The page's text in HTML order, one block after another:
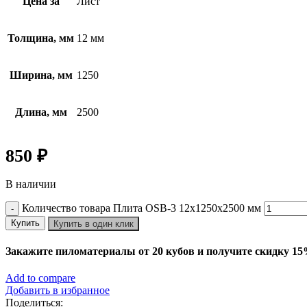
Толщина, мм 12 мм
Ширина, мм 1250
Длина, мм 2500
850 ₽
В наличии
Количество товара Плита OSB-3 12х1250х2500 мм
Купить Купить в один клик
Закажите пиломатериалы от 20 кубов и получите скидку
Add to compare
Добавить в избранное
Поделиться: